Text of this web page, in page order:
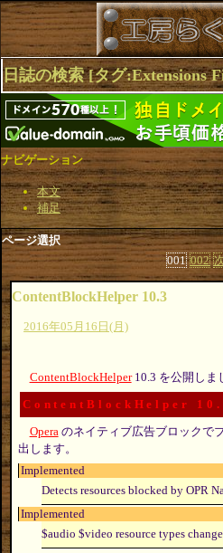
ナビゲーション
本文
補足
ページ選択
001 002
ContentBlockHelper 10.3
2016年05月16日(月)
ContentBlockHelper10.3 を公開しま
ContentBlockHelper
Operaのネイティブ広告ブロックで
出します。
Implemented
Detects resources blocked by OPR
Implemented
$audio $video resource types